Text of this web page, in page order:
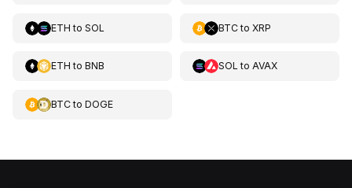
ETH to SOL BTCto XRP
ETH to BNB SOL to AVAX
BTCto DOGE